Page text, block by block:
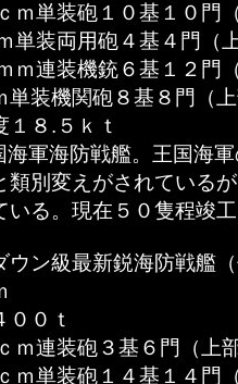
単装砲１０基１０門
装両用砲４基４門（
連装機銃６基１２門
装機関砲８基８門（上
８.５ｋｔ
海軍海防戦艦。王国海
類別変えがされている
いる。現在５０隻程竣
ウン級最新鋭海防戦艦
０ｔ
ｍ連装砲３基６門（上
単装砲１４基１４門